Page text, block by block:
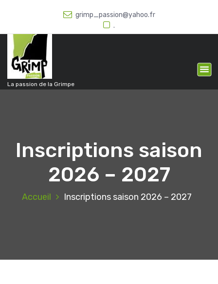
e
o
grimp_passion@yahoo.fr
.
La passion de la Grimpe
Inscriptions saison
2026 – 2027
Accueil Inscriptions saison 2026 – 2027